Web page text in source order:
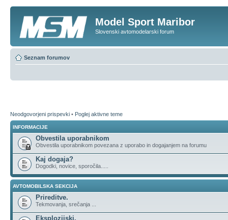
Model Sport Maribor
Slovenski avtomodelarski forum
Seznam forumov
Neodgovorjeni prispevki • Poglej aktivne teme
INFORMACIJE
Obvestila uporabnikom
Obvestila uporabnikom povezana z uporabo in dogajanjem na forumu
Kaj dogaja?
Dogodki, novice, sporočila.....
AVTOMOBILSKA SEKCIJA
Prireditve.
Tekmovanja, srečanja ...
Eksplozijski.